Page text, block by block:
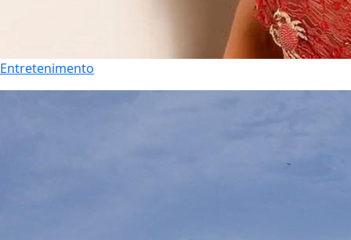
Entretenimento